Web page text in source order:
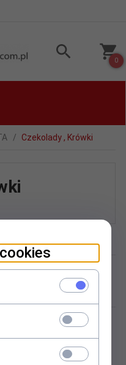
0
Czekolady , Krówki
ponownie.
lub dwóch.
szukasz. Później
korzystając z